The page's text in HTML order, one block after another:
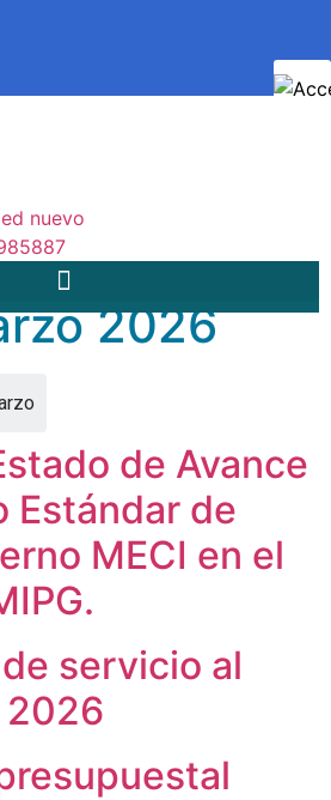
Medellín
temporal
de
Social
fuente
2026
de Avance
Estándar de
MECI en el
servicio al
2026